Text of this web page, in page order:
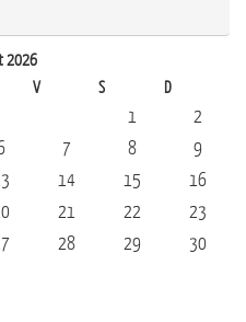
2026
V S D
1
2
7 8
9
14 15
16
21 22
23
28 29
30